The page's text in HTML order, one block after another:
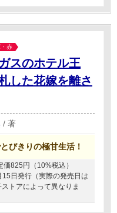
赤
スのホテル王
した花嫁を離さ
/ 著
びきりの極甘生活！
価825円（10%税込）
日発行（実際の発売日は
トアによって異なりま